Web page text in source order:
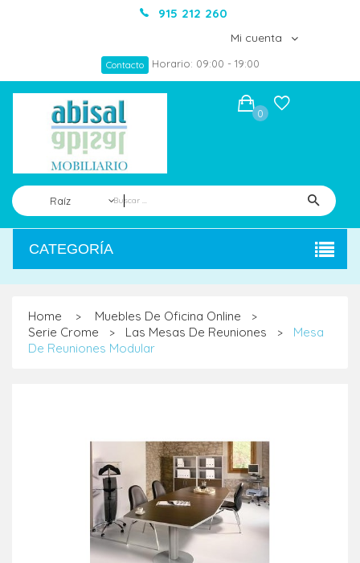
915 212 260
Mi cuenta
Contacto Horario: 09:00 - 19:00
Raíz
0
CATEGORÍA
Home > Muebles De Oficina Online >
Serie Crome > Las Mesas De Reuniones >
Mesa
De Reuniones Modular